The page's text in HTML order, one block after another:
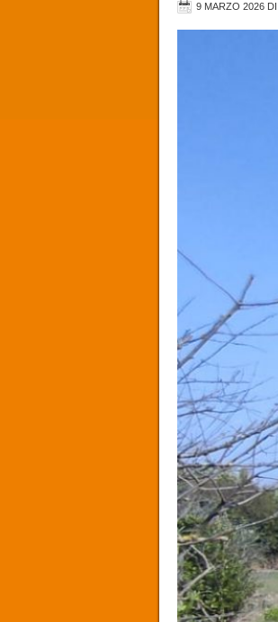
9 MARZO 2026 DI